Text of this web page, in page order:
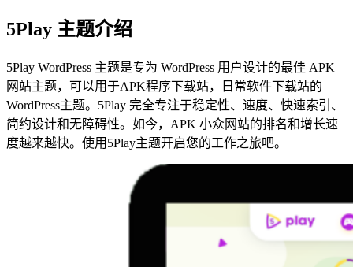
5Play 主题介绍
5Play WordPress 主题是专为 WordPress 用户设计的最佳 APK
网站主题，可以用于APK程序下载站，日常软件下载站的
WordPress主题。5Play 完全专注于稳定性、速度、快速索引、
简约设计和无障碍性。如今，APK 小众网站的排名和增长速
度越来越快。使用5Play主题开启您的工作之旅吧。